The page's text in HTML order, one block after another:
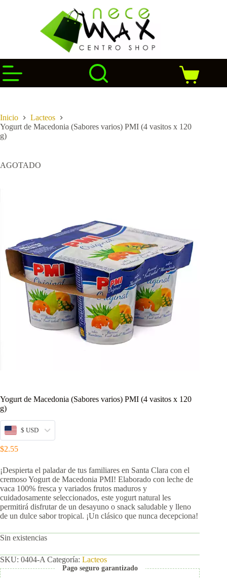
Carro
de
Inicio
Lacteos
Yogurt de Macedonia (Sabores varios) PMI (4 vasitos x 120
g)
AGOTADO
Yogurt de Macedonia (Sabores varios) PMI (4 vasitos x 120
g)
$ USD
$2.55
¡Despierta el paladar de tus familiares en Santa Clara con el
cremoso Yogurt de Macedonia PMI! Elaborado con leche de
vaca 100% fresca y variados frutos maduros y
cuidadosamente seleccionados, este yogurt natural les
permitirá disfrutar de un desayuno o snack saludable y lleno
de un dulce sabor tropical. ¡Un clásico que nunca decepciona!
Sin existencias
SKU: 0404-A Categoría: Lacteos
Pago seguro garantizado